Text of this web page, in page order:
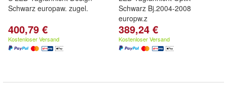
Schwarz europaw. zugel.
400,79 €
Kostenloser Versand
Schwarz Bj.2004-2008
europw.z
389,24 €
Kostenloser Versand